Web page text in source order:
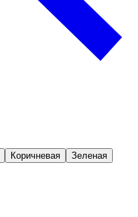
Коричневая Зеленая